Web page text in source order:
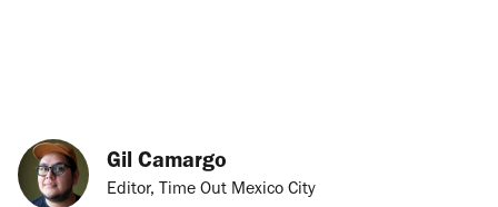
Gil Camargo
Editor, Time Out Mexico City